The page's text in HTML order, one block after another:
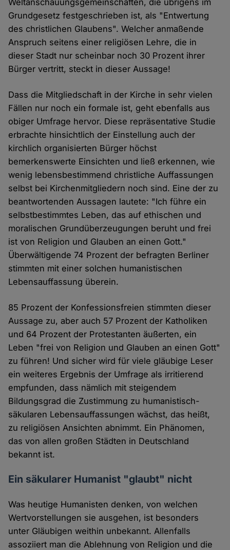
Weltanschauungsgemeinschaften, die übrigens im
Grundgesetz festgeschrieben ist, als "Entwertung
des christlichen Glaubens". Welcher anmaßende
Anspruch seitens einer religiösen Lehre, die in
dieser Stadt nur scheinbar noch 30 Prozent ihrer
Bürger vertritt, steckt in dieser Aussage!
Dass die Mitgliedschaft in der Kirche in sehr vielen
Fällen nur noch ein formale ist, geht ebenfalls aus
obiger Umfrage hervor. Diese repräsentative Studie
erbrachte hinsichtlich der Einstellung auch der
kirchlich organisierten Bürger höchst
bemerkenswerte Einsichten und ließ erkennen, wie
wenig lebensbestimmend christliche Auffassungen
selbst bei Kirchenmitgliedern noch sind. Eine der zu
beantwortenden Aussagen lautete: "Ich führe ein
selbstbestimmtes Leben, das auf ethischen und
moralischen Grundüberzeugungen beruht und frei
ist von Religion und Glauben an einen Gott."
Überwältigende 74 Prozent der befragten Berliner
stimmten mit einer solchen humanistischen
Lebensauffassung überein.
85 Prozent der Konfessionsfreien stimmten dieser
Aussage zu, aber auch 57 Prozent der Katholiken
und 64 Prozent der Protestanten äußerten, ein
Leben "frei von Religion und Glauben an einen Gott"
zu führen! Und sicher wird für viele gläubige Leser
ein weiteres Ergebnis der Umfrage als irritierend
empfunden, dass nämlich mit steigendem
Bildungsgrad die Zustimmung zu humanistisch-
säkularen Lebensauffassungen wächst, das heißt,
zu religiösen Ansichten abnimmt. Ein Phänomen,
das von allen großen Städten in Deutschland
bekannt ist.
Ein säkularer Humanist "glaubt" nicht
Was heutige Humanisten denken, von welchen
Wertvorstellungen sie ausgehen, ist besonders
unter Gläubigen weithin unbekannt. Allenfalls
assoziiert man die Ablehnung von Religion und die